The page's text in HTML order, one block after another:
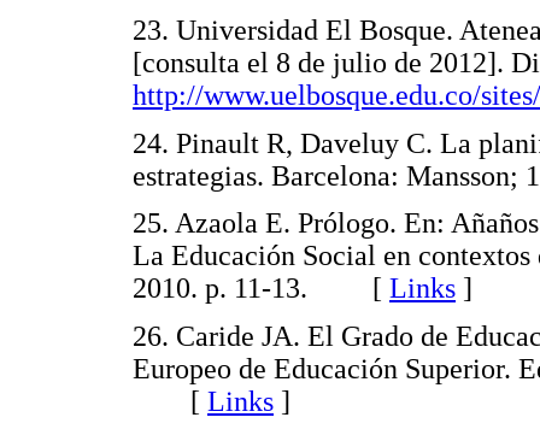
23. Universidad El Bosque.
[consulta el 8 de julio de 2012].
http://www.uelbosque.edu.co/
24. Pinault R, Daveluy C. La
estrategias. Barcelona:
25. Azaola E. Prólogo. En:
La Educación Social en
2010. p. 11-13. [ Links ]
26. Caride JA. El Grado de
Europeo de Educación Superior.
[ Links ]